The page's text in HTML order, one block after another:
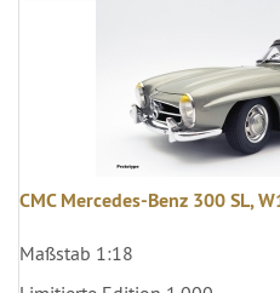
CMC Mercedes-Benz 300 SL,
Maßstab 1:18